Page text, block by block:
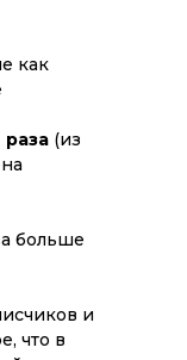
как
раза (из
больше
и
что в